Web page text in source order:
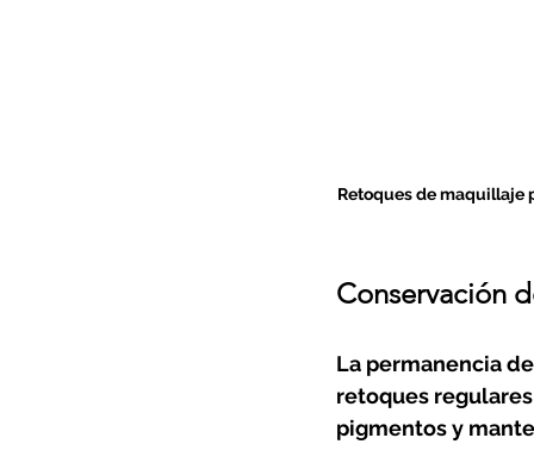
Retoques de maquillaje
Conservación
La permanencia
retoques
pigmentos y